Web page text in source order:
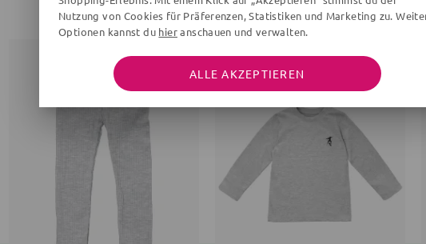
Nutzung von Cookies für Präferenzen, Statistiken und Marketing zu.
Optionen kannst du hieranschauen und verwalten.
ALLE AKZEPTIEREN